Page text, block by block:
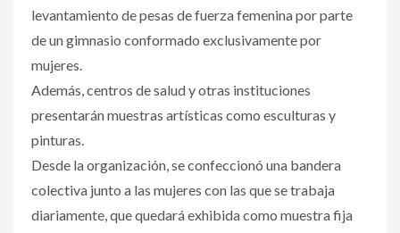
levantamiento de pesas de fuerza femenina por parte
de un gimnasio conformado exclusivamente por
mujeres.
Además, centros de salud y otras instituciones
presentarán muestras artísticas como esculturas y
pinturas.
Desde la organización, se confeccionó una bandera
colectiva junto a las mujeres con las que se trabaja
diariamente, que quedará exhibida como muestra fija